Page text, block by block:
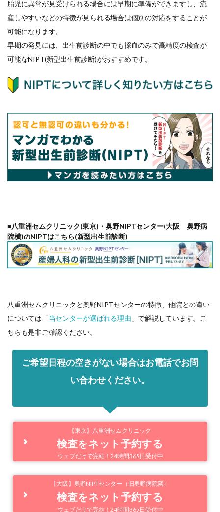
胎児に異常が見受けられる場合には早期に準備ができますし、流
産しやすいなどの特徴が見られる場合は個別の対応をすることが
可能になります。
早期の発見には、出生前診断の中でも採血のみで高精度の検査が
可能なNIPT(新型出生前診断)がおすすめです。
■八重洲セムクリニック(東京)・奥野NIPTセンター(大阪 奥野病
院横)のNIPTはこちら(新型出生前診断)
八重洲セムクリニックと奥野NIPTセンターの特徴、他院との違い
については「当センターが選ばれる理由 」で解説しています。こ
ちらも是非ご確認ください。
ご希望日程の空きがない場合はお電話でお問
い合わせください。
【東京】八重洲セムクリニック
検査をネット予約する
ウェブだけで完結！24時間365日受付中
【大阪】奥野NIPTセンター（旧奥野病院隣）
検査をネット予約する
ウェブだけで完結！24時間365日受付中